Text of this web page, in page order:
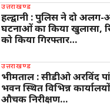
उत्तराखण्ड
हल्द्वानी : पुलिस ने दो अलग-
घटनाओं का किया खुलासा,
को किया गिरफ्तार…
उत्तराखण्ड
भीमताल : सीडीओ अरविंद
भवन स्थित विभिन्न
औचक निरीक्षण…